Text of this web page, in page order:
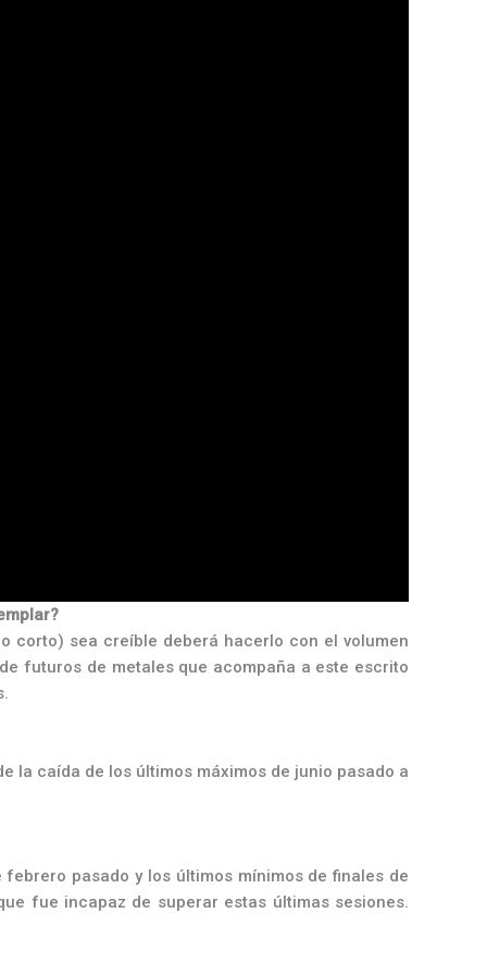
corto) sea creíble deberá hacerlo con el volumen
futuros de metales que acompaña a este escrito
la caída de los últimos máximos de junio pasado a
pasado y los últimos mínimos de finales de
fue incapaz de superar estas últimas sesiones.